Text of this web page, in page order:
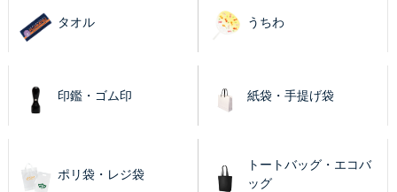
タオル うちわ
印鑑・ゴム印 紙袋・手提げ袋
ポリ袋・レジ袋
トートバッグ・エコバ
ッグ